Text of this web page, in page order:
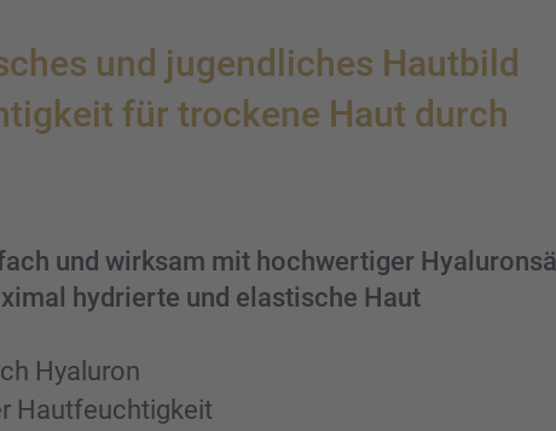
und jugend­li­ches Hautbild
für trockene Haut durch
und wirksam mit hochwer­ti­ger
hydrierte und elasti­sche Haut
Hyalu­ron
Hautfeuch­tig­keit